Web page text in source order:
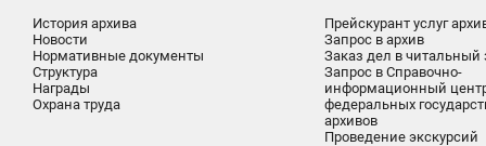
История архива
Новости
Нормативные документы
Структура
Награды
Охрана труда
Прейскурант услуг
Запрос в архив
Заказ дел в читальный
Запрос в Справочно-
информационный
федеральных
архивов
Проведение экскурсий